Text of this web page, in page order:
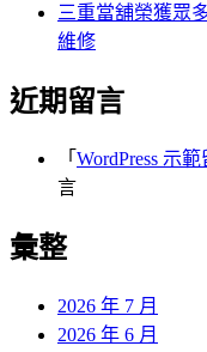
三重當舖榮獲眾
維修
近期留言
「 WordPress 示
言
彙整
2026 年 7 月
2026 年 6 月